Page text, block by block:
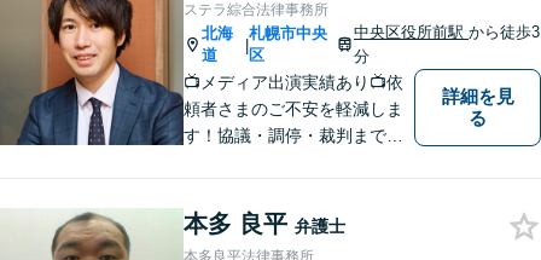
ステラ綜合法律事務所
北海
道
|
札幌市中央
区
中央区役所前駅から徒歩3
分
📺メディア出演実績あり📺依
頼者さまのご不安を軽減しま
す！協議・調停・裁判まです
雰囲気でご相談をうかがいま
す」【WEB面談対応】【休
詳細を見
る
本多 良平 弁護士
本多良平法律事務所